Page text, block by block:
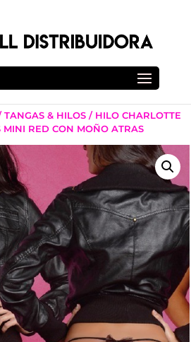
TANGAS & HILOS / HILO CHARLOTTE
MINI RED CON MOÑO ATRAS